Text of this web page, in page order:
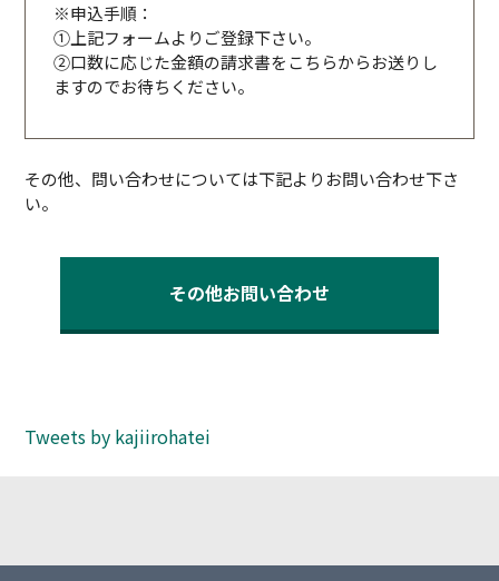
※申込手順：
①上記フォームよりご登録下さい。
②口数に応じた金額の請求書をこちらからお送りし
ますのでお待ちください。
その他、問い合わせについては下記よりお問い合わせ下さ
い。
その他お問い合わせ
Tweets by kajiirohatei